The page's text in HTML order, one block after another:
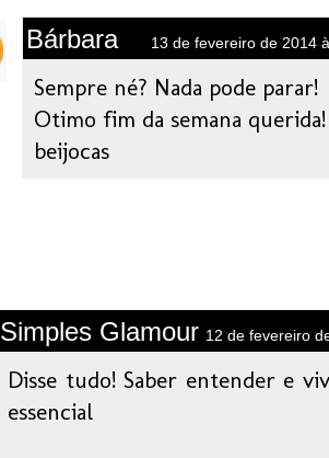
Bárbara 13 de fevereiro de 2014
Sempre né? Nada pode parar!
Otimo fim da semana querida!
beijocas
Simples Glamour 12 de fevereiro
Disse tudo! Saber entender e
essencial